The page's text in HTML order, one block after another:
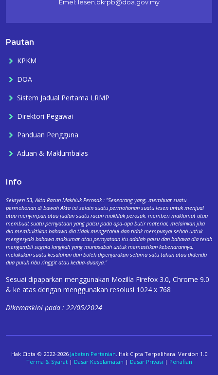
Emel: lesen.bkrpb@doa.gov.my
Pautan
KPKM
DOA
Sistem Jadual Pertama LRMP
Direktori Pegawai
Panduan Pengguna
Aduan & Maklumbalas
Info
Seksyen 53, Akta Racun Makhluk Perosak : "Seseorang yang, membuat suatu
permohonan di bawah Akta ini selain suatu permohonan suatu lesen untuk menjual
atau menyimpan atau jualan suatu racun makhluk perosak, memberi maklumat atau
membuat suatu pernyataan yang palsu pada apa-apa butir material, melainkan jika
dia membuktikan bahawa dia tidak mengetahui dan tidak mempunyai sebab untuk
mengesyaki bahawa maklumat atau pernyataan itu adalah palsu dan bahawa dia telah
mengambil segala langkah yang munasabah untuk memastikan kebenarannya,
melakukan suatu kesalahan dan boleh dipenjarakan selama satu tahun atau didenda
dua puluh ribu ringgit atau kedua-duanya."
Sesuai dipaparkan menggunakan Mozilla Firefox 3.0, Chrome 9.0
& ke atas dengan menggunakan resolusi 1024 x 768
Dikemaskini pada : 22/05/2024
Hak Cipta © 2022-2026 Jabatan Pertanian. Hak Cipta Terpelihara. Version 1.0
Terma & Syarat| Dasar Keselamatan | Dasar Privasi | Penafian